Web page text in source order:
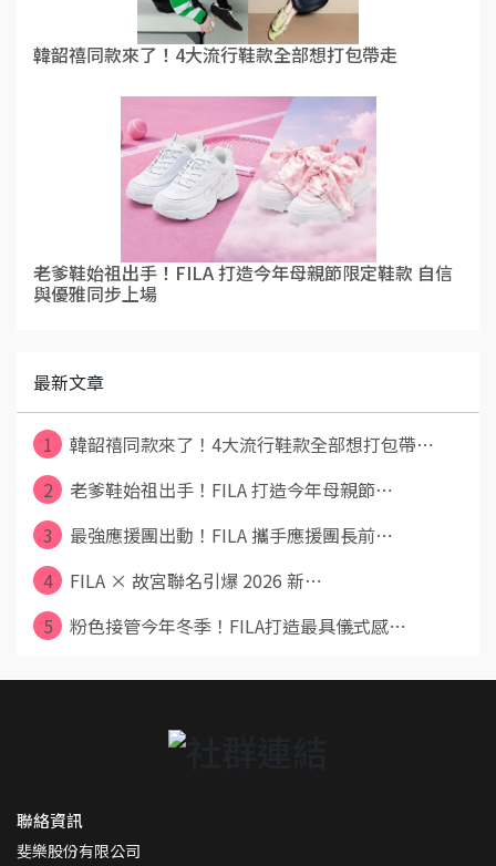
韓韶禧同款來了！4大流行鞋款全部想打包帶走
老爹鞋始祖出手！FILA 打造今年母親節限定鞋款 自信
與優雅同步上場
最新文章
1
韓韶禧同款來了！4大流行鞋款全部想打包帶⋯
2
老爹鞋始祖出手！FILA 打造今年母親節⋯
3
最強應援團出動！FILA 攜手應援團長前⋯
4
FILA × 故宮聯名引爆 2026 新⋯
5
粉色接管今年冬季！FILA打造最具儀式感⋯
聯絡資訊
斐樂股份有限公司